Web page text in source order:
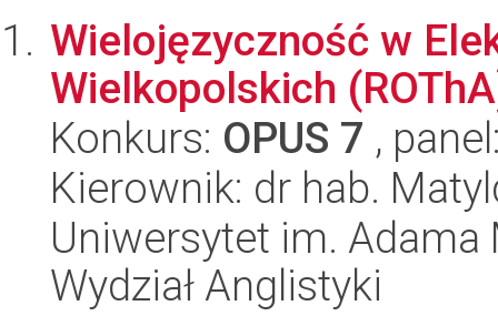
Wielojęzyczność w
Wielkopolskich
Konkurs: OPUS 7 ,
Kierownik: dr hab.
Uniwersytet im.
Wydział Anglistyki